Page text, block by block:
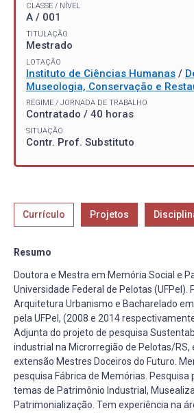
CLASSE / NÍVEL
A / 001
TITULAÇÃO
Mestrado
LOTAÇÃO
Instituto de Ciências Humanas /
Museologia, Conservação e
REGIME / JORNADA DE TRABALHO
Contratado / 40 horas
SITUAÇÃO
Contr. Prof. Substituto
Currículo Projetos
Resumo
Doutora e Mestra em Memória Social e
Universidade Federal de Pelotas (UFPel).
Arquitetura Urbanismo e Bacharelado
pela UFPel, (2008 e 2014
Adjunta do projeto de pesquisa
industrial na Microrregião de Pelotas/RS,
extensão Mestres Doceiros do Futuro.
pesquisa Fábrica de Memórias. Pesquisa
temas de Patrimônio Industrial,
Patrimonialização. Tem experiência na